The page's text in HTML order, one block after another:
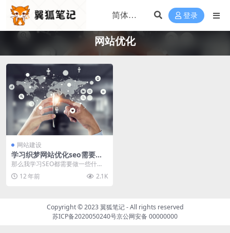
登录
网站优化
网站建设
学习织梦网站优化seo需要掌
握哪些知识？
那么我学习SEO都需要做一些什
么，他的流程是什么样的 第一步、
尝试建立一个网站，...
12 年前 2.1K
Copyright © 2023翼狐笔记- All rights reserved
苏ICP备2020050240号京公网安备 00000000